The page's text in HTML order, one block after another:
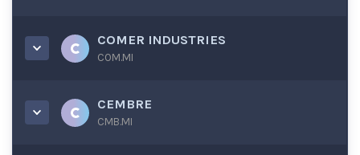
COMER INDUSTRIES
COM.MI
CEMBRE
CMB.MI